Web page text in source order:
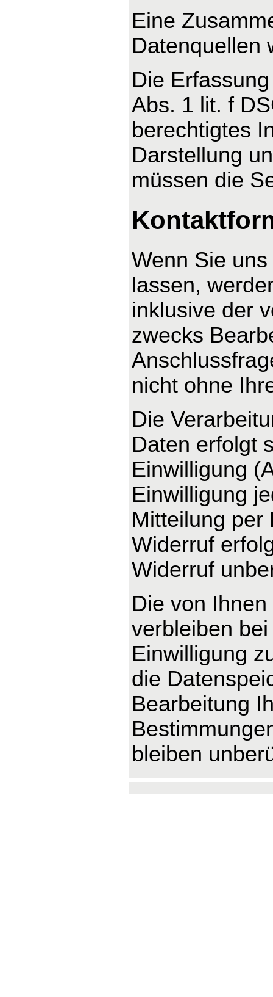
Eine
Datenquellen
Die
Abs. 1 lit. f
berechtigtes
Darstellung
müssen die
Wenn Sie
lassen,
inklusive der
zwecks
nicht ohne
Die
Daten erfolgt
Einwilligung
Einwilligung
Mitteilung per
Widerruf
Widerruf
Die von
verbleiben
Einwilligung
die
Bearbeitung
bleiben